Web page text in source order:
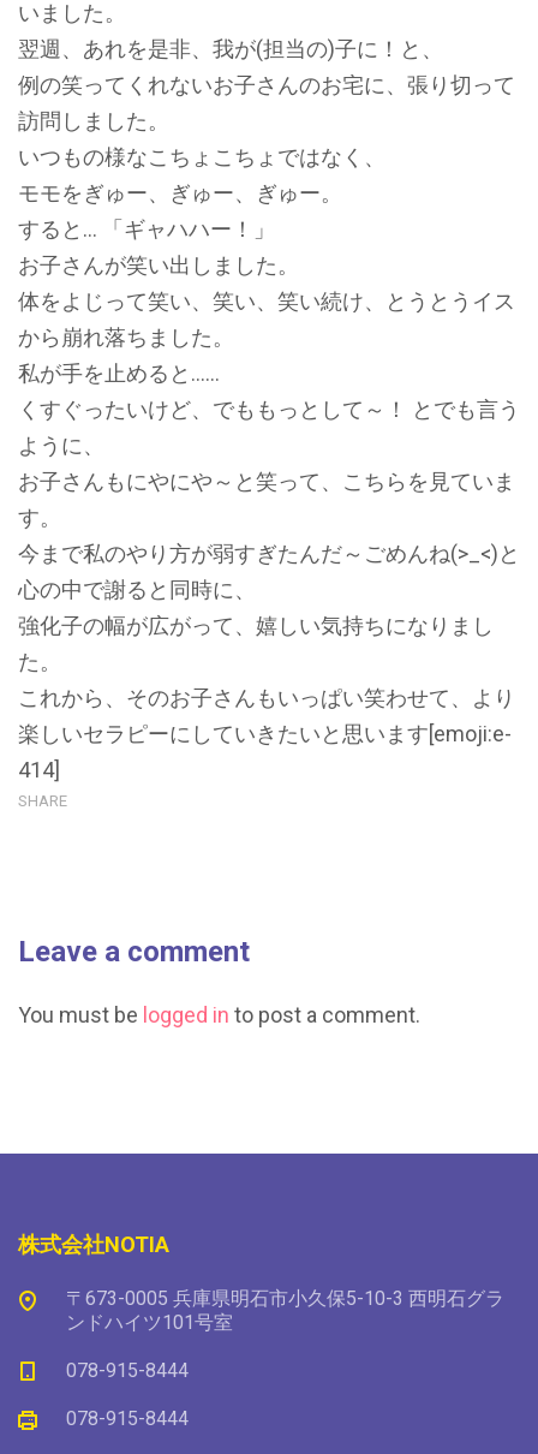
いました。
翌週、あれを是非、我が(担当の)子に！と、
例の笑ってくれないお子さんのお宅に、張り切って
訪問しました。
いつもの様なこちょこちょではなく、
モモをぎゅー、ぎゅー、ぎゅー。
すると… 「ギャハハー！」
お子さんが笑い出しました。
体をよじって笑い、笑い、笑い続け、とうとうイス
から崩れ落ちました。
私が手を止めると……
くすぐったいけど、でももっとして～！ とでも言う
ように、
お子さんもにやにや～と笑って、こちらを見ていま
す。
今まで私のやり方が弱すぎたんだ～ごめんね(>_<)と
心の中で謝ると同時に、
強化子の幅が広がって、嬉しい気持ちになりまし
た。
これから、そのお子さんもいっぱい笑わせて、より
楽しいセラピーにしていきたいと思います[emoji:e-
414]
SHARE
Leave a comment
You must be logged in to post a comment.
株式会社NOTIA
〒673-0005 兵庫県明石市小久保5-10-3 西明石グラ
ンドハイツ101号室
078-915-8444
078-915-8444